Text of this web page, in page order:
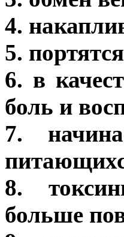
4.
5.
6. в
боль и
7.
8.
больше